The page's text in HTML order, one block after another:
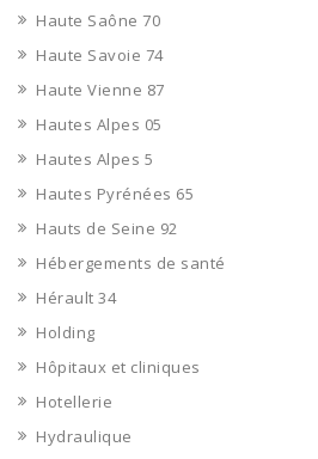
Haute Saône 70
Haute Savoie 74
Haute Vienne 87
Hautes Alpes 05
Hautes Alpes 5
Hautes Pyrénées 65
Hauts de Seine 92
Hébergements de santé
Hérault 34
Holding
Hôpitaux et cliniques
Hotellerie
Hydraulique